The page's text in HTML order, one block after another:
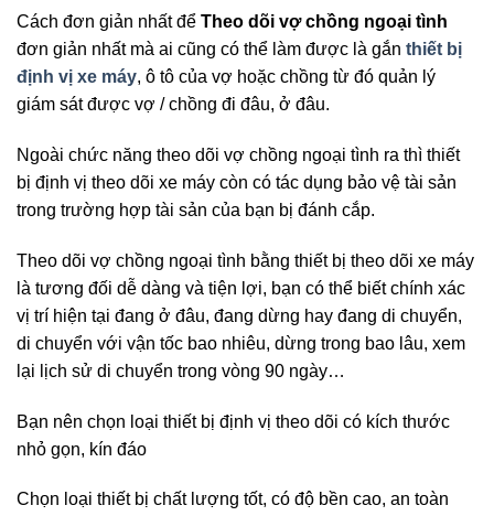
Cách đơn giản nhất để Theo dõi vợ chồng ngoại tình
đơn giản nhất mà ai cũng có thể làm được là gắn thiết bị
định vị xe máy, ô tô của vợ hoặc chồng từ đó quản lý
giám sát được vợ / chồng đi đâu, ở đâu.
Ngoài chức năng theo dõi vợ chồng ngoại tình ra thì thiết
bị định vị theo dõi xe máy còn có tác dụng bảo vệ tài sản
trong trường hợp tài sản của bạn bị đánh cắp.
Theo dõi vợ chồng ngoại tình bằng thiết bị theo dõi xe máy
là tương đối dễ dàng và tiện lợi, bạn có thể biết chính xác
vị trí hiện tại đang ở đâu, đang dừng hay đang di chuyển,
di chuyển với vận tốc bao nhiêu, dừng trong bao lâu, xem
lại lịch sử di chuyển trong vòng 90 ngày…
Bạn nên chọn loại thiết bị định vị theo dõi có kích thước
nhỏ gọn, kín đáo
Chọn loại thiết bị chất lượng tốt, có độ bền cao, an toàn